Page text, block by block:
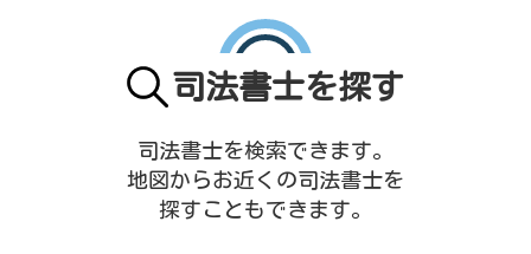
司法書士を探す
司法書士を検索できます。
地図からお近くの司法書士を
探すこともできます。